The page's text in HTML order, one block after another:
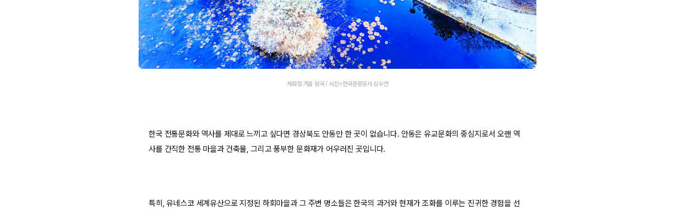
체화정 겨울 왕국 / 사진=한국관광공사 심수연
한국 전통문화와 역사를 제대로 느끼고 싶다면 경상북도 안동만 한 곳이 없습니다. 안동은 유교문화의 중심지로서 오랜 역
사를 간직한 전통 마을과 건축물, 그리고 풍부한 문화재가 어우러진 곳입니다.
특히, 유네스코 세계유산으로 지정된 하회마을과 그 주변 명소들은 한국의 과거와 현재가 조화를 이루는 진귀한 경험을 선